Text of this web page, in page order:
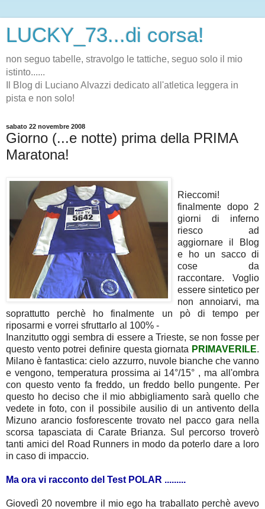
LUCKY_73...di corsa!
non seguo tabelle, stravolgo le tattiche, seguo solo il mio
istinto......
Il Blog di Luciano Alvazzi dedicato all'atletica leggera in
pista e non solo!
sabato 22 novembre 2008
Giorno (...e notte) prima della PRIMA
Maratona!
Rieccomi!
finalmente dopo 2
giorni di inferno
riesco ad
aggiornare il Blog
e ho un sacco di
cose da
raccontare. Voglio
essere sintetico per
non annoiarvi, ma
soprattutto perchè ho finalmente un pò di tempo per
riposarmi e vorrei sfruttarlo al 100% -
Inanzitutto oggi sembra di essere a Trieste, se non fosse per
questo vento potrei definire questa giornata PRIMAVERILE.
Milano è fantastica: cielo azzurro, nuvole bianche che vanno
e vengono, temperatura prossima ai 14°/15° , ma all'ombra
con questo vento fa freddo, un freddo bello pungente. Per
questo ho deciso che il mio abbigliamento sarà quello che
vedete in foto, con il possibile ausilio di un antivento della
Mizuno arancio fosforescente trovato nel pacco gara nella
scorsa tapasciata di Carate Brianza. Sul percorso troverò
tanti amici del Road Runners in modo da poterlo dare a loro
in caso di impaccio.
Ma ora vi racconto del Test POLAR .........
Giovedì 20 novembre il mio ego ha traballato perchè avevo